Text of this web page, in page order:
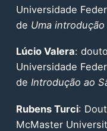
Universidade
de Uma
Lúcio Valera:
Universidade
de Introdução ao
Rubens Turci:
McMaster